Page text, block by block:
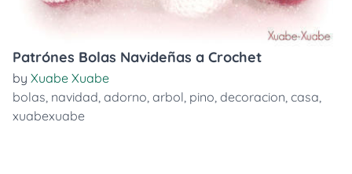
Patrónes Bolas Navideñas a Crochet
by Xuabe Xuabe
bolas, navidad, adorno, arbol, pino, decoracion, casa,
xuabexuabe